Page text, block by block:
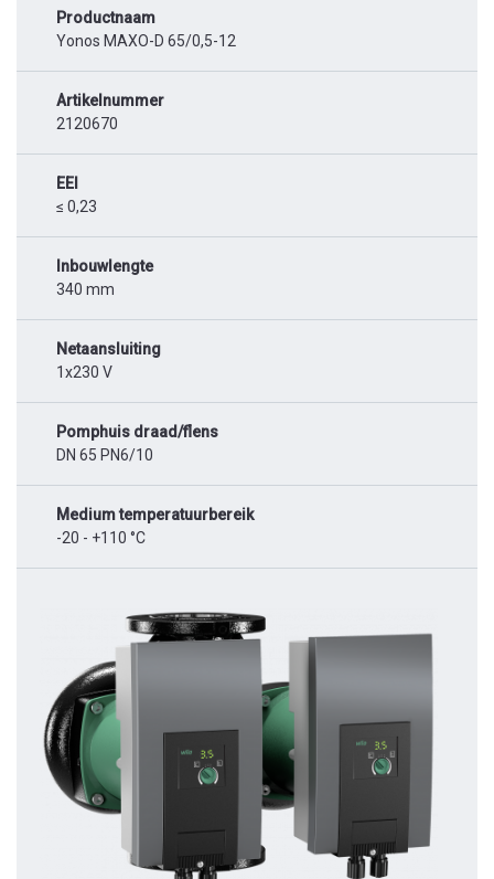
Productnaam
Yonos MAXO-D 65/0,5-12
Artikelnummer
2120670
EEI
≤ 0,23
Inbouwlengte
340 mm
Netaansluiting
1x230 V
Pomphuis draad/flens
DN 65 PN6/10
Medium temperatuurbereik
-20 - +110 °C